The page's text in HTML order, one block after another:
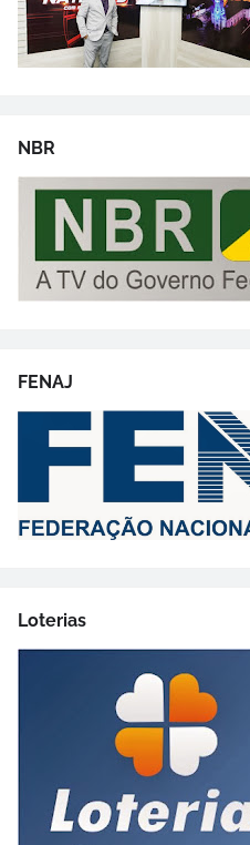
NBR
FENAJ
Loterias